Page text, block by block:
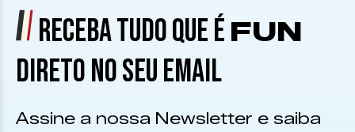
RECEBA TUDO QUE É FUN
DIRETO NO SEU EMAIL
Assine a nossa Newsletter e saiba